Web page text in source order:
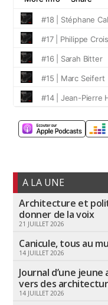
A LA UNE
Architecture et
donner de la voix
21 JUILLET 2026
Canicule, tous au
14 JUILLET 2026
Journal d’une
vers des
14 JUILLET 2026